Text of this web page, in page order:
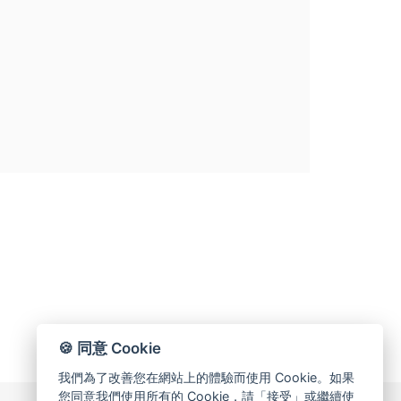
🍪 同意 Cookie
我們為了改善您在網站上的體驗而使用 Cookie。如果
您同意我們使用所有的 Cookie，請「接受」或繼續使